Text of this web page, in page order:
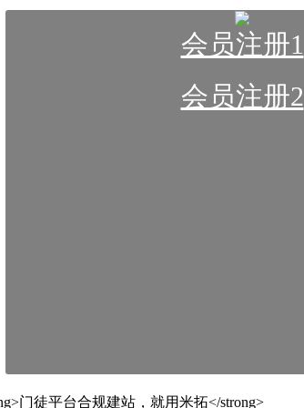
会员注册1
会员注册2